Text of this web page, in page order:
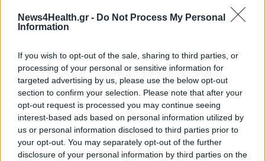
News4Health.gr - Do Not Process My Personal
Information
If you wish to opt-out of the sale, sharing to third parties, or
processing of your personal or sensitive information for
targeted advertising by us, please use the below opt-out
section to confirm your selection. Please note that after your
opt-out request is processed you may continue seeing
interest-based ads based on personal information utilized by
us or personal information disclosed to third parties prior to
your opt-out. You may separately opt-out of the further
disclosure of your personal information by third parties on the
Κορονοϊός Ελλάδα : Στους 32 οι
κρούσματα
28 Μαρτίου 2020
ΣΧΕΤΙΚΑ ΑΡΘΡΑ